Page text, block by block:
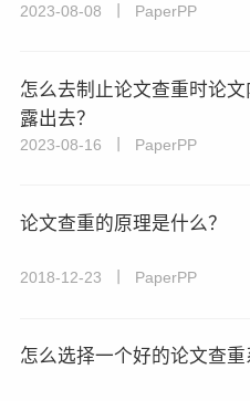
2023-08-08 丨 PaperPP
怎么去制止论文查重时论文
露出去？
2023-08-16 丨 PaperPP
论文查重的原理是什么？
2018-12-23 丨 PaperPP
怎么选择一个好的论文查重